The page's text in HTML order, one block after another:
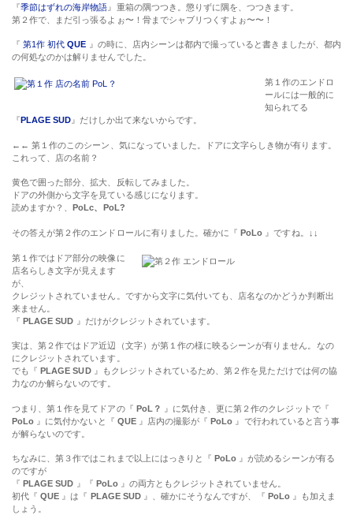
『季節はずれの海岸物語 』重箱の隅つつき。懲りずに隅を、つつきます。
第２作で、まだ引っ張るよぉ〜！骨までシャブリつくすよぉ〜〜！
『第1作 初代QUE 』の時に、店内シーンは都内で撮っていると書きましたが、都内
の何処なのかは解りませんでした。
第１作のエンドロ
ールには一般的に
知られてる
『 PLAGE SUD 』だけしか出て来ないからです。
←← 第１作のこのシーン、気になっていました。ドアに文字らしき物が有ります。
これって、店の名前？
黄色で囲った部分、拡大、反転してみました。
ドアの外側から文字を見ている感じになります。
読めますか？、PoLc、PoL?
その答えが第２作のエンドロールに有りました。確かに『PoLo 』ですね。 ↓↓
第１作ではドア部分の映像に
店名らしき文字が見えます
が、
クレジットされていません。ですから文字に気付いても、店名なのかどうか判断出
来ません。
『PLAGE SUD 』だけがクレジットされています。
実は、第２作ではドア近辺（文字）が第１作の様に映るシーンが有りません。なの
にクレジットされています。
でも『PLAGE SUD』もクレジットされているため、第２作を見ただけでは何の協
力なのか解らないのです。
つまり、第１作を見てドアの『 PoL？
』に気付き、更に第２作のクレジットで『
PoLo 』に気付かないと『 QUE』店内の撮影が『PoLo 』で行われていると言う事
が解らないのです。
ちなみに、第３作ではこれまで以上にはっきりと『PoLo 』が読めるシーンが有る
のですが
『PLAGE SUD 』『 PoLo』の両方ともクレジットされていません。
初代『QUE 』は『 PLAGE SUD』、確かにそうなんですが、『 PoLo』も加えま
しょう。